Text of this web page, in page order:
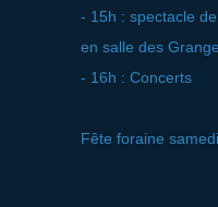
- 15h : spectacle
en salle des
- 16h : Concerts
Fête foraine